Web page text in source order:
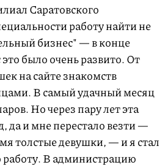
Саратовского
работу найти не
бизнес" — в конце
было очень развито. От
на сайте знакомств
В самый удачный месяц
Но через пару лет эта
да и мне перестало везти —
толстые девушки, — и я стал
В администрацию